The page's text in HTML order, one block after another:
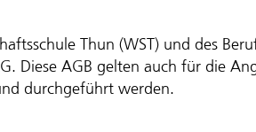
Thun (WST) und des
Diese AGB gelten auch für die
durchgeführt werden.